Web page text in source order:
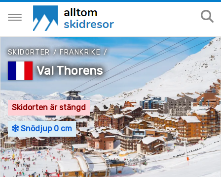
SKIDORTER /FRANKRIKE /
Val Thorens
Skidorten är stängd
Snödjup 0 cm